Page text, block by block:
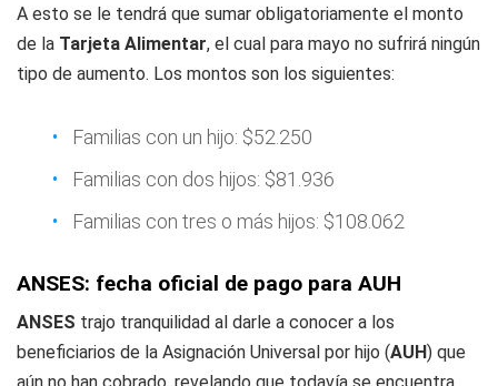
A esto se le tendrá que sumar obligatoriamente el monto
de la Tarjeta Alimentar, el cual para mayo no sufrirá ningún
tipo de aumento. Los montos son los siguientes:
Familias con un hijo: $52.250
Familias con dos hijos: $81.936
Familias con tres o más hijos: $108.062
ANSES: fecha oficial de pago para AUH
ANSES trajo tranquilidad al darle a conocer a los
beneficiarios de la Asignación Universal por hijo (AUH) que